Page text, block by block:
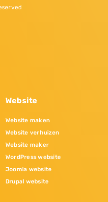
Website
Website maken
Website verhuizen
Website maker
WordPress website
Joomla website
Drupal website